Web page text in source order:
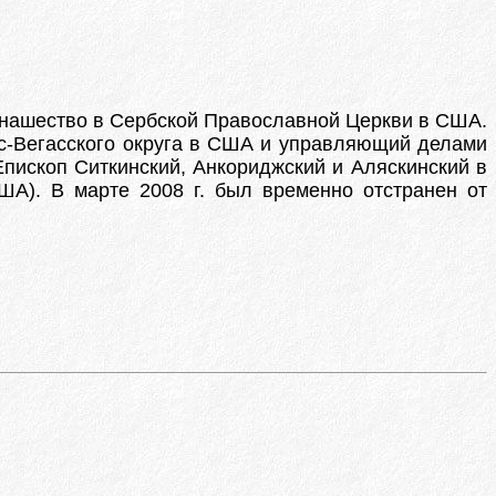
в Сербской Православной Церкви в США.
Вегасского округа в США и управляющий делами
Ситкинский, Анкориджский и Аляскинский в
В марте 2008 г. был временно отстранен от